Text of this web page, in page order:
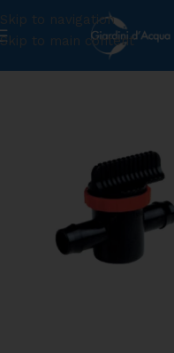
Skip to navigation
Skip to main content